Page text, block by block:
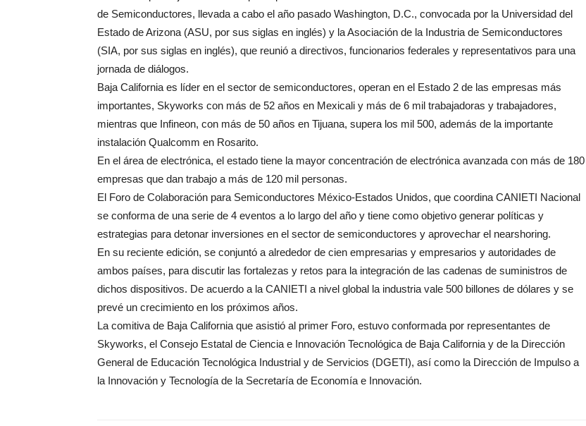
de Semiconductores, llevada a cabo el año pasado Washington, D.C., convocada por la Universidad del
Estado de Arizona (ASU, por sus siglas en inglés) y la Asociación de la Industria de Semiconductores
(SIA, por sus siglas en inglés), que reunió a directivos, funcionarios federales y representativos para una
jornada de diálogos.
Baja California es líder en el sector de semiconductores, operan en el Estado 2 de las empresas más
importantes, Skyworks con más de 52 años en Mexicali y más de 6 mil trabajadoras y trabajadores,
mientras que Infineon, con más de 50 años en Tijuana, supera los mil 500, además de la importante
instalación Qualcomm en Rosarito.
En el área de electrónica, el estado tiene la mayor concentración de electrónica avanzada con más de 180
empresas que dan trabajo a más de 120 mil personas.
El Foro de Colaboración para Semiconductores México-Estados Unidos, que coordina CANIETI Nacional
se conforma de una serie de 4 eventos a lo largo del año y tiene como objetivo generar políticas y
estrategias para detonar inversiones en el sector de semiconductores y aprovechar el nearshoring.
En su reciente edición, se conjuntó a alrededor de cien empresarias y empresarios y autoridades de
ambos países, para discutir las fortalezas y retos para la integración de las cadenas de suministros de
dichos dispositivos. De acuerdo a la CANIETI a nivel global la industria vale 500 billones de dólares y se
prevé un crecimiento en los próximos años.
La comitiva de Baja California que asistió al primer Foro, estuvo conformada por representantes de
Skyworks, el Consejo Estatal de Ciencia e Innovación Tecnológica de Baja California y de la Dirección
General de Educación Tecnológica Industrial y de Servicios (DGETI), así como la Dirección de Impulso a
la Innovación y Tecnología de la Secretaría de Economía e Innovación.